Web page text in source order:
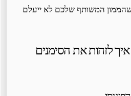
שהממון המשותף שלכם לא ייעלם
לזהות את הסימנים